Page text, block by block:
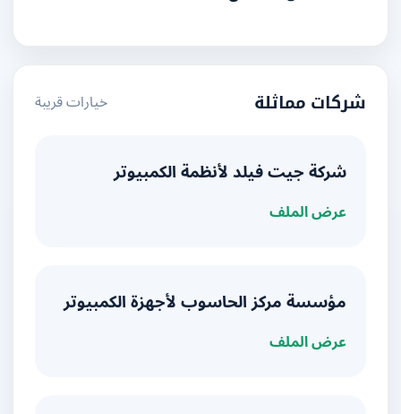
شركات مماثلة خيارات قريبة
شركة جيت فيلد لأنظمة الكمبيوتر
عرض الملف
مؤسسة مركز الحاسوب لأجهزة الكمبيوتر
عرض الملف